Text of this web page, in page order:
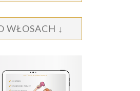
WŁOSACH ↓